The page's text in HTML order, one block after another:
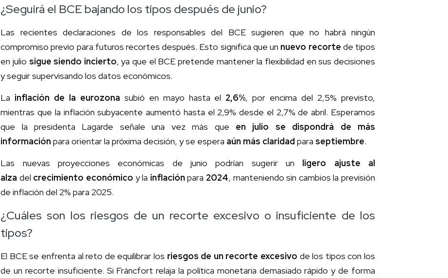
¿Seguirá el BCE bajando los tipos después de junio?
Las recientes declaraciones de los responsables del BCE sugieren que no habrá ningún
compromiso previo para futuros recortes después. Esto significa que un nuevo recorte de tipos
en julio sigue siendo incierto, ya que el BCE pretende mantener la flexibilidad en sus decisiones
y seguir supervisando los datos económicos.
La inflación de la eurozona subió en mayo hasta el 2,6%, por encima del 2,5% previsto,
mientras que la inflación subyacente aumentó hasta el 2,9% desde el 2,7% de abril. Esperamos
que la presidenta Lagarde señale una vez más que en julio se dispondrá de más
información para orientar la próxima decisión, y se espera aún más claridad para septiembre.
Las nuevas proyecciones económicas de junio podrían sugerir un ligero ajuste al
alza del crecimiento económico y la inflación para 2024, manteniendo sin cambios la previsión
de inflación del 2% para 2025.
¿Cuáles son los riesgos de un recorte excesivo o insuficiente de los
tipos?
El BCE se enfrenta al reto de equilibrar los riesgos de un recorte excesivo de los tipos con los
de un recorte insuficiente. Si Fráncfort relaja la política monetaria demasiado rápido y de forma